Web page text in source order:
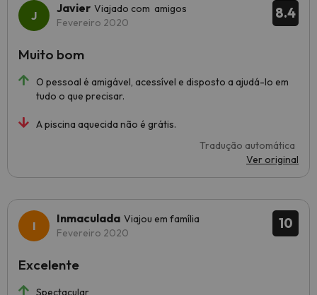
8.4
Javier Viajado com amigos
Fevereiro 2020
O pessoal é amigável, acessível e disposto a ajudá-lo em
tudo o que precisar.
A piscina aquecida não é grátis.
Tradução automática
Ver original
Muito bom
10
Inmaculada Viajou em família
Fevereiro 2020
Spectacular
Excelente